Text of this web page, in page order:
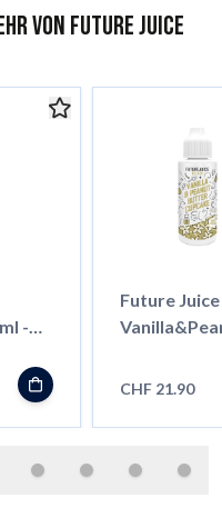
von Future Juice
-
Future Juice
100ml -
CHF 21.90